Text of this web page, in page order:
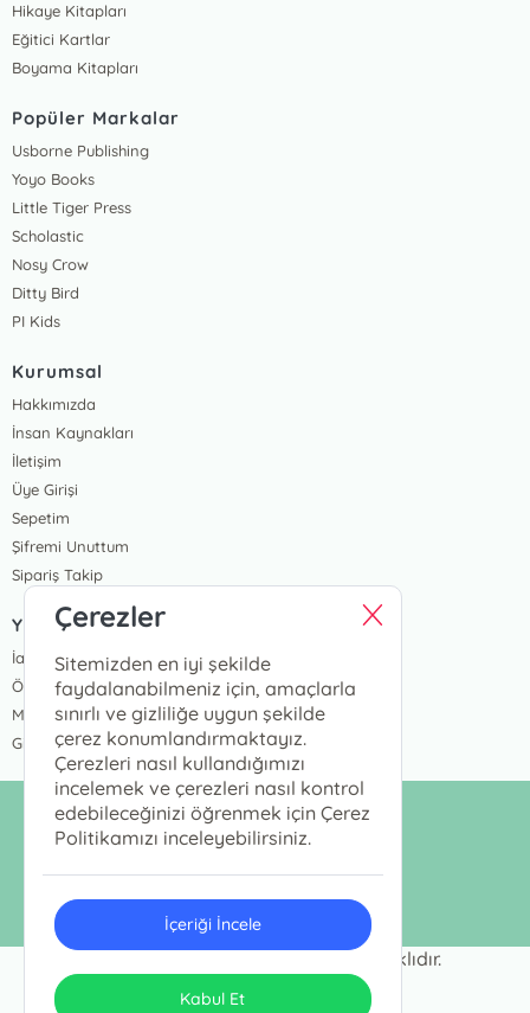
Hikaye Kitapları
Eğitici Kartlar
Boyama Kitapları
Popüler Markalar
Usborne Publishing
Yoyo Books
Little Tiger Press
Scholastic
Nosy Crow
Ditty Bird
PI Kids
Kurumsal
Hakkımızda
İnsan Kaynakları
İletişim
Üye Girişi
Sepetim
Şifremi Unuttum
Sipariş Takip
Yardım
İade ve Değişim Koşulları
Ödeme Seçenekleri
Mesafeli Satış Sözleşmesi
Gizlilik Sözleşmesi
info@megakidslab.com
© Copyright 2025 - Tüm Hakları Saklıdır.
Tasarım & Uygulama
Çerezler
Sitemizden en iyi şekilde
faydalanabilmeniz için, amaçlarla
sınırlı ve gizliliğe uygun şekilde
çerez konumlandırmaktayız.
Çerezleri nasıl kullandığımızı
incelemek ve çerezleri nasıl kontrol
edebileceğinizi öğrenmek için Çerez
Politikamızı inceleyebilirsiniz.
İçeriği İncele
Kabul Et